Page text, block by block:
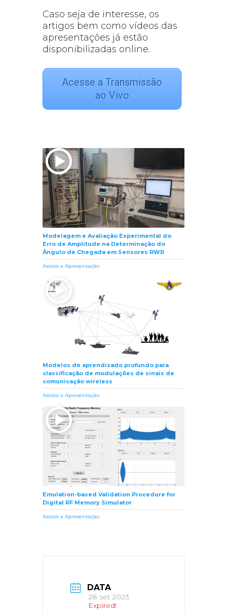
Caso seja de interesse, os
artigos bem como vídeos das
apresentações já estão
disponibilizadas online.
Acesse a Transmissão
ao Vivo
Modelagem e Avaliação Experimental do
Erro de Amplitude na Determinação do
Ângulo de Chegada em Sensores RWR
Assista a Apresentação
Modelos de aprendizado profundo para
classificação de modulações de sinais de
comunicação wireless
Assista a Apresentação
Emulation-based Validation Procedure for
Digital RF Memory Simulator
Assista a Apresentação
DATA
28 set 2023
Expired!